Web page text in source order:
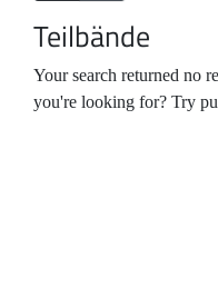
Teilbände
Your search returned no
you're looking for? Try